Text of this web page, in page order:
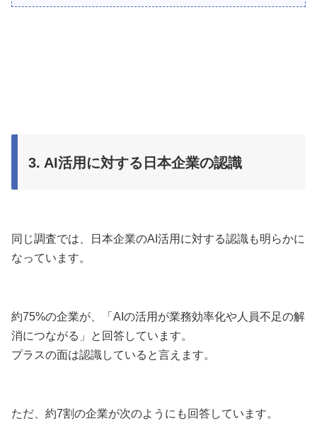
3. AI活用に対する日本企業の認識
同じ調査では、日本企業のAI活用に対する認識も明らかに
なっています。
約75%の企業が、「AIの活用が業務効率化や人員不足の解
消につながる」と回答しています。
プラスの面は認識していると言えます。
ただ、約7割の企業が次のようにも回答しています。